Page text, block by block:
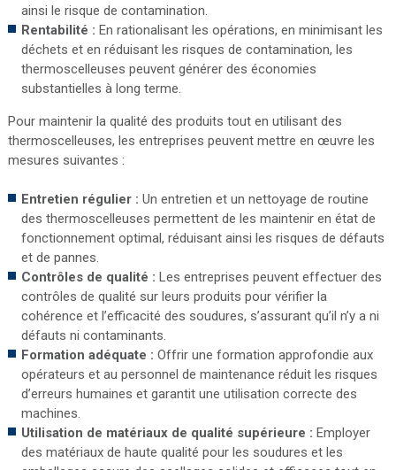
ainsi le risque de contamination.
Rentabilité : En rationalisant les opérations, en minimisant les
déchets et en réduisant les risques de contamination, les
thermoscelleuses peuvent générer des économies
substantielles à long terme.
Pour maintenir la qualité des produits tout en utilisant des
thermoscelleuses, les entreprises peuvent mettre en œuvre les
mesures suivantes :
Entretien régulier : Un entretien et un nettoyage de routine
des thermoscelleuses permettent de les maintenir en état de
fonctionnement optimal, réduisant ainsi les risques de défauts
et de pannes.
Contrôles de qualité : Les entreprises peuvent effectuer des
contrôles de qualité sur leurs produits pour vérifier la
cohérence et l’efficacité des soudures, s’assurant qu’il n’y a ni
défauts ni contaminants.
Formation adéquate : Offrir une formation approfondie aux
opérateurs et au personnel de maintenance réduit les risques
d’erreurs humaines et garantit une utilisation correcte des
machines.
Utilisation de matériaux de qualité supérieure : Employer
des matériaux de haute qualité pour les soudures et les